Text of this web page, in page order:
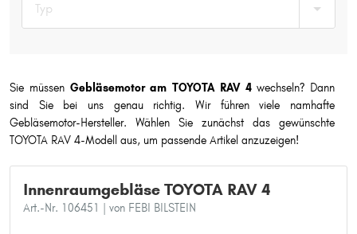
Typ
Sie müssen Gebläsemotor am TOYOTA RAV 4wechseln? Dann
sind Sie bei uns genau richtig. Wir führen viele namhafte
Gebläsemotor-Hersteller. Wählen Sie zunächst das gewünschte
TOYOTA RAV 4-Modell aus, um passende Artikel anzuzeigen!
Innenraumgebläse TOYOTA RAV 4
Art.-Nr. 106451 | von FEBI BILSTEIN